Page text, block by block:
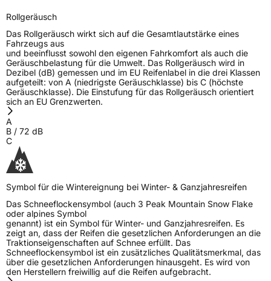
Rollgeräusch
Das Rollgeräusch wirkt sich auf die Gesamtlautstärke eines
Fahrzeugs aus
und beeinflusst sowohl den eigenen Fahrkomfort als auch die
Geräuschbelastung für die Umwelt. Das Rollgeräusch wird in
Dezibel (dB) gemessen und im EU Reifenlabel in die drei Klassen
aufgeteilt: von A (niedrigste Geräuschklasse) bis C (höchste
Geräuschklasse). Die Einstufung für das Rollgeräusch orientiert
sich an EU Grenzwerten.
A
B / 72 dB
C
Symbol für die Wintereignung bei Winter- & Ganzjahresreifen
Das Schneeflockensymbol (auch 3 Peak Mountain Snow Flake
oder alpines Symbol
genannt) ist ein Symbol für Winter- und Ganzjahresreifen. Es
zeigt an, dass der Reifen die gesetzlichen Anforderungen an die
Traktionseigenschaften auf Schnee erfüllt. Das
Schneeflockensymbol ist ein zusätzliches Qualitätsmerkmal, das
über die gesetzlichen Anforderungen hinausgeht. Es wird von
den Herstellern freiwillig auf die Reifen aufgebracht.